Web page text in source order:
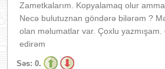
Zametkalarım. Kopyalamaq olur
Necə bulutuznan göndərə bilərəm ?
olan məlumatlar var. Çoxlu
edirəm
Səs: 0.